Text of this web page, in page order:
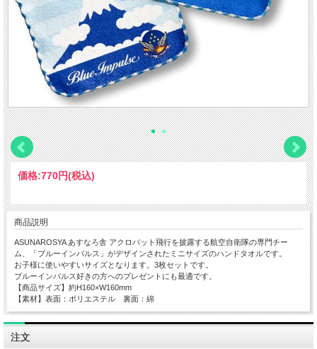
価格:770円(税込)
商品説明
ASUNAROSYA あすなろ舎 アクロバット飛行を披露する航空自衛隊の専門チー
ム、「ブルーインパルス」がデザインされたミニサイズのハンドタオルです。
お子様に使いやすいサイズとなります。3枚セットです。
ブルーインパルス好きの方へのプレゼントにも最適です。
【商品サイズ】約H160×W160mm
【素材】表面：ポリエステル 裏面：綿
注文